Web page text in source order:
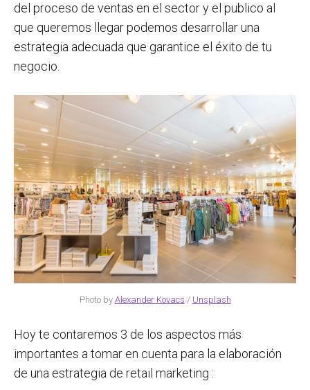
del proceso de ventas en el sector y el publico al
que queremos llegar podemos desarrollar una
estrategia adecuada que garantice el éxito de tu
negocio.
Photo by Alexander Kovacs / Unsplash
Hoy te contaremos 3 de los aspectos más
importantes a tomar en cuenta para la elaboración
de una estrategia de retail marketing :